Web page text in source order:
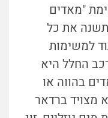
"מאדים
תשנה את כל
למשימות
החלל היא
בהווה או
מצויד ברדאר